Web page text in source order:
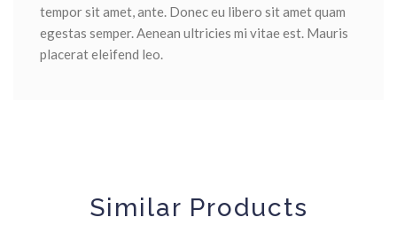
tempor sit amet, ante. Donec eu libero sit amet quam
egestas semper. Aenean ultricies mi vitae est. Mauris
placerat eleifend leo.
Similar Products